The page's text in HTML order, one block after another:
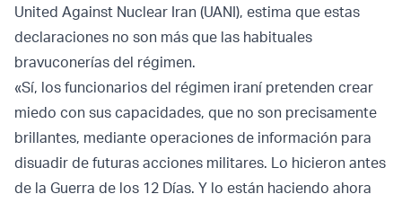
United Against Nuclear Iran (UANI), estima que estas
declaraciones no son más que las habituales
bravuconerías del régimen.
«Sí, los funcionarios del régimen iraní pretenden crear
miedo con sus capacidades, que no son precisamente
brillantes, mediante operaciones de información para
disuadir de futuras acciones militares. Lo hicieron antes
de la Guerra de los 12 Días. Y lo están haciendo ahora